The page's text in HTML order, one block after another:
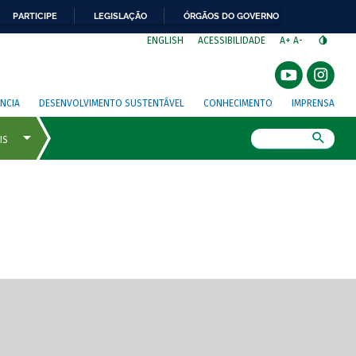
PARTICIPE LEGISLAÇÃO ÓRGÃOS DO GOVERNO
ENGLISH ACESSIBILIDADE A+ A-
DESENVOLVIMENTO SUSTENTÁVEL CONHECIMENTO IMPRENSA
de tela